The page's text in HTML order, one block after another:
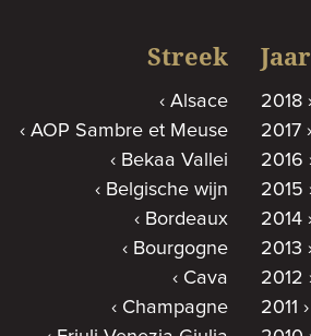
Streek
Alsace
AOP Sambre et Meuse
Bekaa Vallei
Belgische wijn
Bordeaux
Bourgogne
Cava
Champagne
Jaar
2018
2017
2016
2015
2014
2013
2012
2011